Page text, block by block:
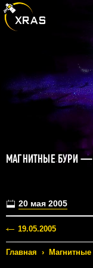
МАГНИТНЫЕ БУРИ —
20 мая 2005
19.05.2005
Главная ›